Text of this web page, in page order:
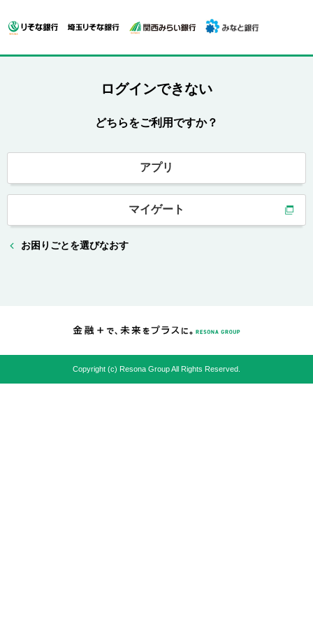
ログインできない
どちらをご利用ですか？
アプリ
マイゲート
お困りごとを選びなおす
Copyright (c) Resona Group All Rights Reserved.